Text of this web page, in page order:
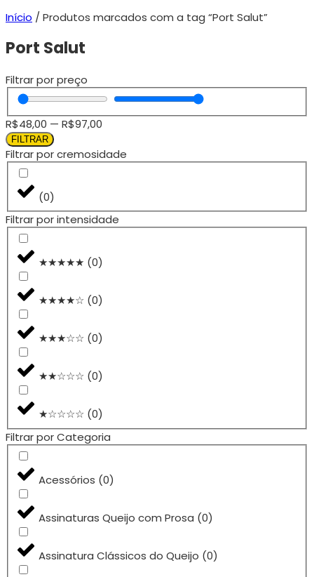
Início / Produtos marcados com a tag “Port Salut”
Port Salut
Filtrar por preço
R$48,00 — R$97,00
FILTRAR
Filtrar por cremosidade
(0)
Filtrar por intensidade
★★★★★ (0)
★★★★☆ (0)
★★★☆☆ (0)
★★☆☆☆ (0)
★☆☆☆☆ (0)
Filtrar por Categoria
Acessórios (0)
Assinaturas Queijo com Prosa (0)
Assinatura Clássicos do Queijo (0)